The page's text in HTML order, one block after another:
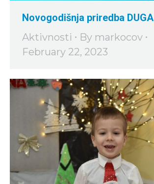
Novogodišnja priredba DUGA
Aktivnosti
By markocov
February 22, 2023